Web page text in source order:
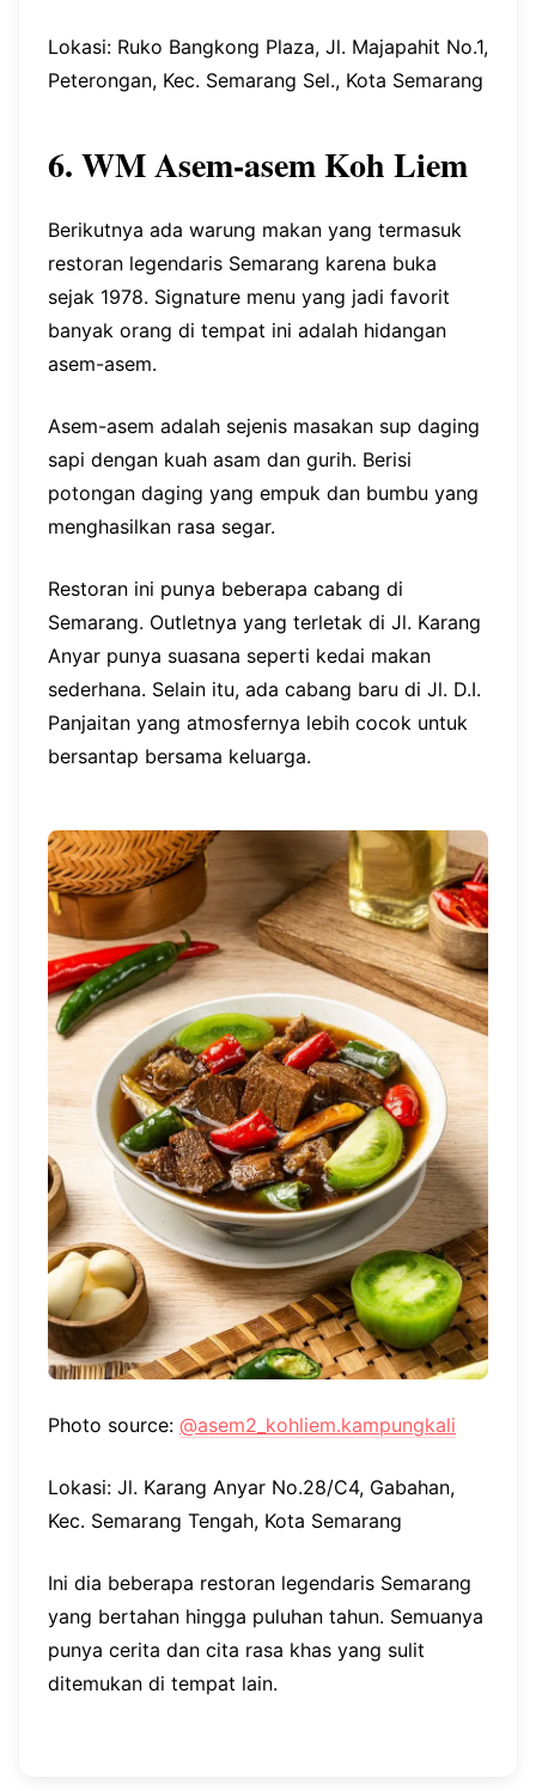
Lokasi: Ruko Bangkong Plaza, Jl. Majapahit No.1,
Peterongan, Kec. Semarang Sel., Kota Semarang
6. WM Asem-asem Koh Liem
Berikutnya ada warung makan yang termasuk
restoran legendaris Semarang karena buka
sejak 1978. Signature menu yang jadi favorit
banyak orang di tempat ini adalah hidangan
asem-asem.
Asem-asem adalah sejenis masakan sup daging
sapi dengan kuah asam dan gurih. Berisi
potongan daging yang empuk dan bumbu yang
menghasilkan rasa segar.
Restoran ini punya beberapa cabang di
Semarang. Outletnya yang terletak di Jl. Karang
Anyar punya suasana seperti kedai makan
sederhana. Selain itu, ada cabang baru di Jl. D.I.
Panjaitan yang atmosfernya lebih cocok untuk
bersantap bersama keluarga.
Photo source: @asem2_kohliem.kampungkali
Lokasi: Jl. Karang Anyar No.28/C4, Gabahan,
Kec. Semarang Tengah, Kota Semarang
Ini dia beberapa restoran legendaris Semarang
yang bertahan hingga puluhan tahun. Semuanya
punya cerita dan cita rasa khas yang sulit
ditemukan di tempat lain.